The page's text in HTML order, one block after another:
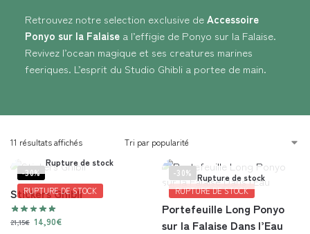
Retrouvez notre selection exclusive deAccessoire
Ponyo sur la Falaisea l’effigie de Ponyo sur la Falaise.
Revivez l’ocean magique et ses creatures marines
feeriques. L’esprit du Studio Ghibli a portee de main.
11 résultats affichés
-30%
RUPTURE DE STOCK
Rupture de stock
Stickers Ghibli
21,15€ 14,90€
-30%
RUPTURE DE STOCK
Rupture de stock
Portefeuille Long Ponyo
sur la Falaise Dans l’Eau